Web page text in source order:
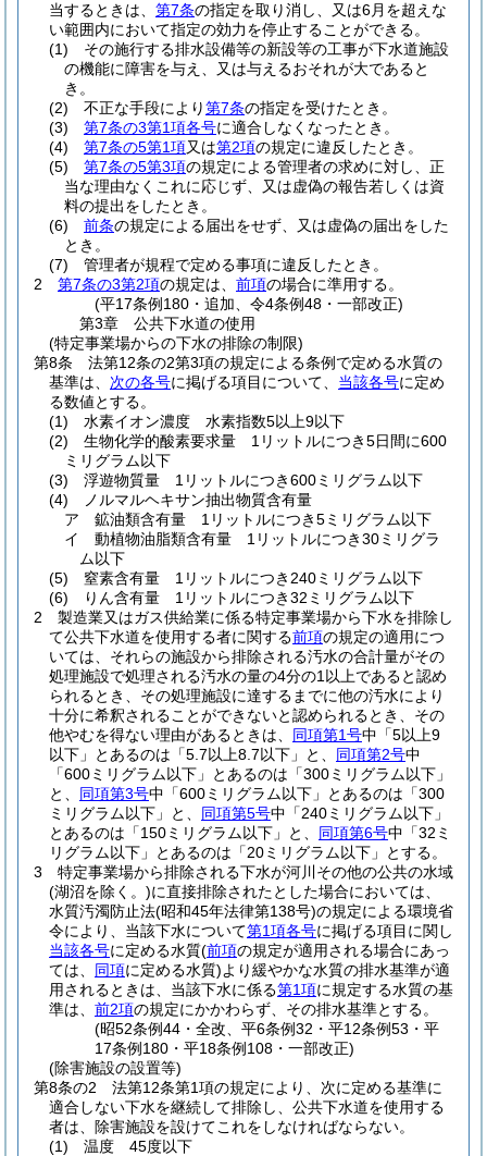
当するときは、 第7条の指定を取り消し、又は6月を超えな
い範囲内において指定の効力を停止することができる。
(1)
その施行する排水設備等の新設等の工事が下水道施設
の機能に障害を与え、又は与えるおそれが大であると
き。
(2)
不正な手段により第7条の指定を受けたとき。
(3)
第7条の3第1項各号に適合しなくなったとき。
(4)
第7条の5第1項又は第2項の規定に違反したとき。
(5)
第7条の5第3項の規定による管理者の求めに対し、正
当な理由なくこれに応じず、又は虚偽の報告若しくは資
料の提出をしたとき。
(6)
前条の規定による届出をせず、又は虚偽の届出をした
とき。
(7)
管理者が規程で定める事項に違反したとき。
2
第7条の3第2項の規定は、 前項の場合に準用する。
(平17条例180・追加、令4条例48・一部改正)
第3章
公共下水道の使用
(特定事業場からの下水の排除の制限)
第8条
法第12条の2第3項の規定による条例で定める水質の
基準は、 次の各号に掲げる項目について、 当該各号に定め
る数値とする。
(1)
水素イオン濃度 水素指数5以上9以下
(2)
生物化学的酸素要求量 1リットルにつき5日間に600
ミリグラム以下
(3)
浮遊物質量 1リットルにつき600ミリグラム以下
(4)
ノルマルヘキサン抽出物質含有量
ア
鉱油類含有量 1リットルにつき5ミリグラム以下
イ
動植物油脂類含有量 1リットルにつき30ミリグラ
ム以下
(5)
窒素含有量 1リットルにつき240ミリグラム以下
(6)
りん含有量 1リットルにつき32ミリグラム以下
2
製造業又はガス供給業に係る特定事業場から下水を排除し
て公共下水道を使用する者に関する前項の規定の適用につ
いては、それらの施設から排除される汚水の合計量がその
処理施設で処理される汚水の量の4分の1以上であると認め
られるとき、その処理施設に達するまでに他の汚水により
十分に希釈されることができないと認められるとき、その
他やむを得ない理由があるときは、 同項第1号中「5以上9
以下」とあるのは「5.7以上8.7以下」と、 同項第2号中
「600ミリグラム以下」とあるのは「300ミリグラム以下」
と、 同項第3号中「600ミリグラム以下」とあるのは「300
ミリグラム以下」と、 同項第5号中「240ミリグラム以下」
とあるのは「150ミリグラム以下」と、 同項第6号中「32ミ
リグラム以下」とあるのは「20ミリグラム以下」とする。
3
特定事業場から排除される下水が河川その他の公共の水域
(湖沼を除く。)に直接排除されたとした場合においては、
水質汚濁防止法(昭和45年法律第138号)の規定による環境省
令により、当該下水について第1項各号に掲げる項目に関し
当該各号に定める水質(前項の規定が適用される場合にあっ
ては、 同項に定める水質)より緩やかな水質の排水基準が適
用されるときは、当該下水に係る第1項に規定する水質の基
準は、 前2項の規定にかかわらず、その排水基準とする。
(昭52条例44・全改、平6条例32・平12条例53・平
17条例180・平18条例108・一部改正)
(除害施設の設置等)
第8条の2
法第12条第1項の規定により、次に定める基準に
適合しない下水を継続して排除し、公共下水道を使用する
者は、除害施設を設けてこれをしなければならない。
(1)
温度 45度以下